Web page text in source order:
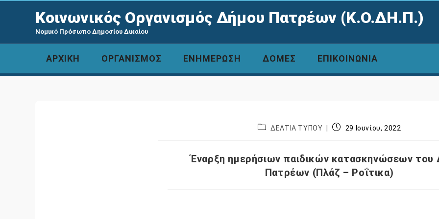
Κοινωνικός Οργανισμός Δήμου Πατρέων (Κ.Ο.ΔΗ.Π.)
Νομικό Πρόσωπο Δημοσίου Δικαίου
ΑΡΧΙΚΗ ΟΡΓΑΝΙΣΜΟΣ ΕΝΗΜΕΡΩΣΗ ΔΟΜΕΣ ΕΠΙΚΟΙΝΩΝΙΑ
ΔΕΛΤΙΑ ΤΥΠΟΥ 29 Ιουνίου, 2022
Έναρξη ημερήσιων παιδικών κατασκηνώσεων του
Πατρέων (Πλάζ – Ροΐτικα)